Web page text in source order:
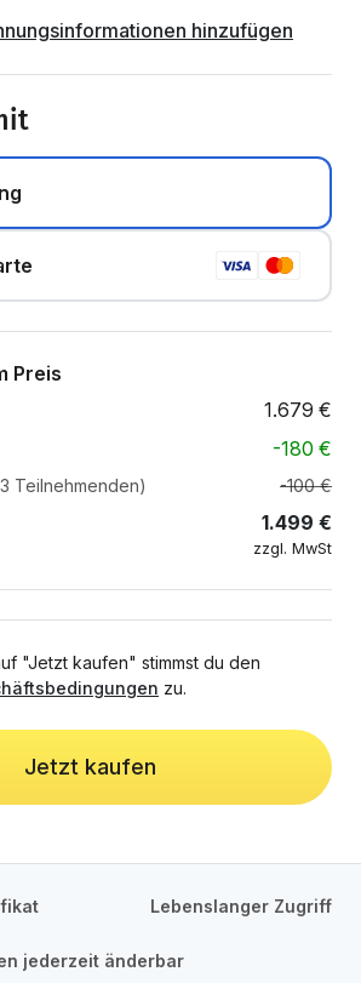
hinzufügen
Preis
1.679 €
-180 €
Teilnehmenden) -100 €
1.499 €
zzgl. MwSt
"Jetzt kaufen" stimmst du den
zu.
Jetzt kaufen
Lebenslanger Zugriff
jederzeit änderbar